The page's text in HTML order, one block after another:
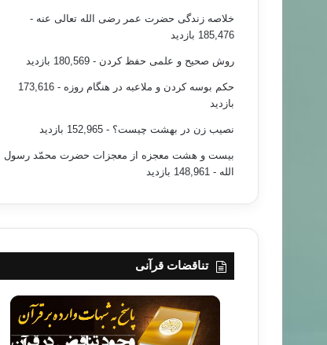
خلاصه زندگی حضرت عمر رضی الله تعالی عنه -
185,476 بازدید
روش صحیح و علمی حفظ کردن - 180,569 بازدید
حکم بوسه کردن و ملاعبه در هنگام روزه
- 173,616
بازدید
نصیب زن در بهشت چیست؟ - 152,965 بازدید
بیست و هشت معجزه از معجزات حضرت محمّد رسول
الله - 148,961 بازدید
تناقضات قرآنی